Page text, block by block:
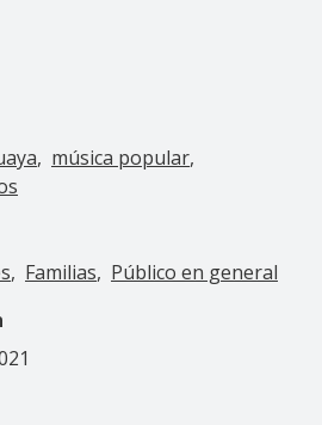
música popular
Familias
Público en general